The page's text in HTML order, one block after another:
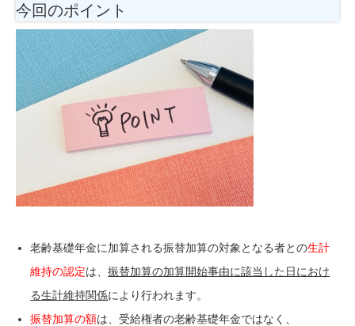
今回のポイント
老齢基礎年金に加算される振替加算の対象となる者との生計
維持の認定は、振替加算の加算開始事由に該当した日におけ
る生計維持関係により行われます。
振替加算の額は、受給権者の老齢基礎年金ではなく、